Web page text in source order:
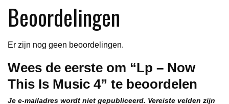
Beoordelingen
Er zijn nog geen beoordelingen.
Wees de eerste om “Lp – Now
This Is Music 4” te beoordelen
Je e-mailadres wordt niet gepubliceerd. Vereiste velden zijn